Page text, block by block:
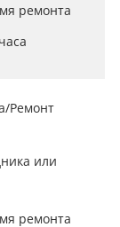
ремонта
Ремонт
или
ремонта